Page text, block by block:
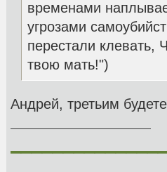
временами
угрозами
перестали клевать,
твою мать!")
Андрей, третьим